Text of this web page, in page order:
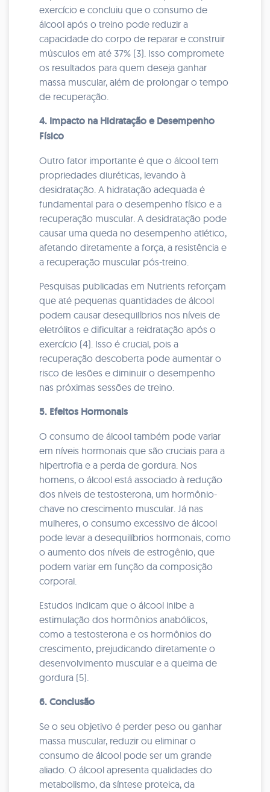
exercício e concluiu que o consumo de
álcool após o treino pode reduzir a
capacidade do corpo de reparar e construir
músculos em até 37% (3). Isso compromete
os resultados para quem deseja ganhar
massa muscular, além de prolongar o tempo
de recuperação.
4. Impacto na Hidratação e Desempenho
Físico
Outro fator importante é que o álcool tem
propriedades diuréticas, levando à
desidratação. A hidratação adequada é
fundamental para o desempenho físico e a
recuperação muscular. A desidratação pode
causar uma queda no desempenho atlético,
afetando diretamente a força, a resistência e
a recuperação muscular pós-treino.
Pesquisas publicadas em Nutrients reforçam
que até pequenas quantidades de álcool
podem causar desequilíbrios nos níveis de
eletrólitos e dificultar a reidratação após o
exercício (4). Isso é crucial, pois a
recuperação descoberta pode aumentar o
risco de lesões e diminuir o desempenho
nas próximas sessões de treino.
5. Efeitos Hormonais
O consumo de álcool também pode variar
em níveis hormonais que são cruciais para a
hipertrofia e a perda de gordura. Nos
homens, o álcool está associado à redução
dos níveis de testosterona, um hormônio-
chave no crescimento muscular. Já nas
mulheres, o consumo excessivo de álcool
pode levar a desequilíbrios hormonais, como
o aumento dos níveis de estrogênio, que
podem variar em função da composição
corporal.
Estudos indicam que o álcool inibe a
estimulação dos hormônios anabólicos,
como a testosterona e os hormônios do
crescimento, prejudicando diretamente o
desenvolvimento muscular e a queima de
gordura (5).
6. Conclusão
Se o seu objetivo é perder peso ou ganhar
massa muscular, reduzir ou eliminar o
consumo de álcool pode ser um grande
aliado. O álcool apresenta qualidades do
metabolismo, da síntese proteica, da